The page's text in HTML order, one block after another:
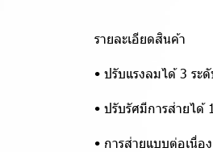
รายละเอียดสินค้า
• ปรับแรงลมได้ 3 ระ
• ปรับรัศมีการส่ายได้
• การส่ายแบบต่อเนื่อ